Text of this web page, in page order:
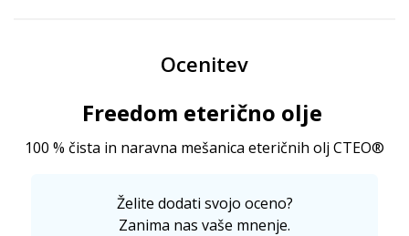
Ocenitev
Freedom eterično olje
100 % čista in naravna mešanica eteričnih olj CTEO®
Želite dodati svojo oceno?
Zanima nas vaše mnenje.